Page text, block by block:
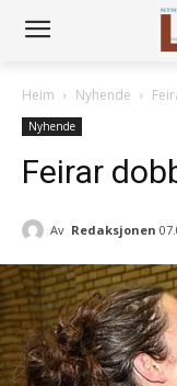
Heim Nyhende
Nyhende
Feirar
Av Redaksjonen